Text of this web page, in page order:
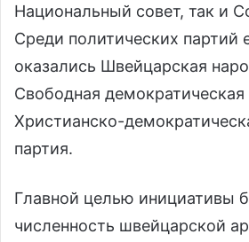
Национальный совет, так и
Среди политических партий
оказались Швейцарская
Свободная демократическая
Христианско-
партия.
Главной целью инициативы
численность швейцарской